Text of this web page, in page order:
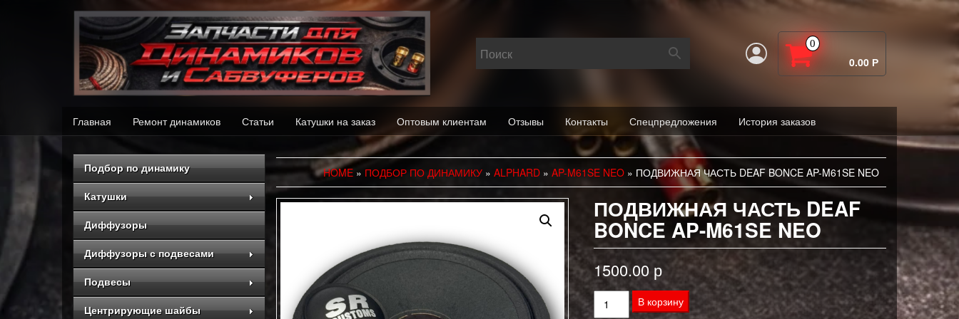
0
0.00 Р
Главная Ремонт динамиков Статьи Катушки на заказ Оптовым клиентам Отзывы Контакты Спецпредложения История заказов
Подбор по динамику
Катушки
Диффузоры
Диффузоры с подвесами
Подвесы
Центрирующие шайбы
HOME » ПОДБОР ПО ДИНАМИКУ » ALPHARD » AP-M61SE NEO » ПОДВИЖНАЯ ЧАСТЬ DEAF BONCE AP-M61SE NEO
ПОДВИЖНАЯ ЧАСТЬ DEAF
BONCE AP-M61SE NEO
1500.00 р
Количество
товара
В корзину